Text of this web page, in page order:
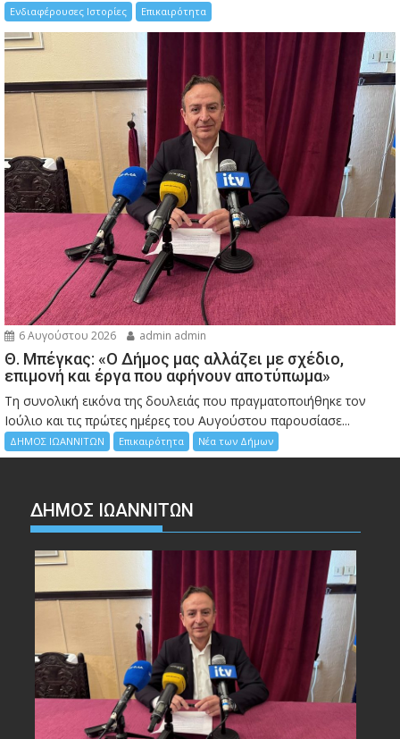
Ενδιαφέρουσες Ιστορίες Επικαιρότητα
6 Αυγούστου 2026 admin admin
Θ. Μπέγκας: «Ο Δήμος μας αλλάζει με σχέδιο,
επιμονή και έργα που αφήνουν αποτύπωμα»
Τη συνολική εικόνα της δουλειάς που πραγματοποιήθηκε τον
Ιούλιο και τις πρώτες ημέρες του Αυγούστου παρουσίασε...
ΔΗΜΟΣ ΙΩΑΝΝΙΤΩΝ Επικαιρότητα Νέα των Δήμων
ΔΗΜΟΣ ΙΩΑΝΝΙΤΩΝ